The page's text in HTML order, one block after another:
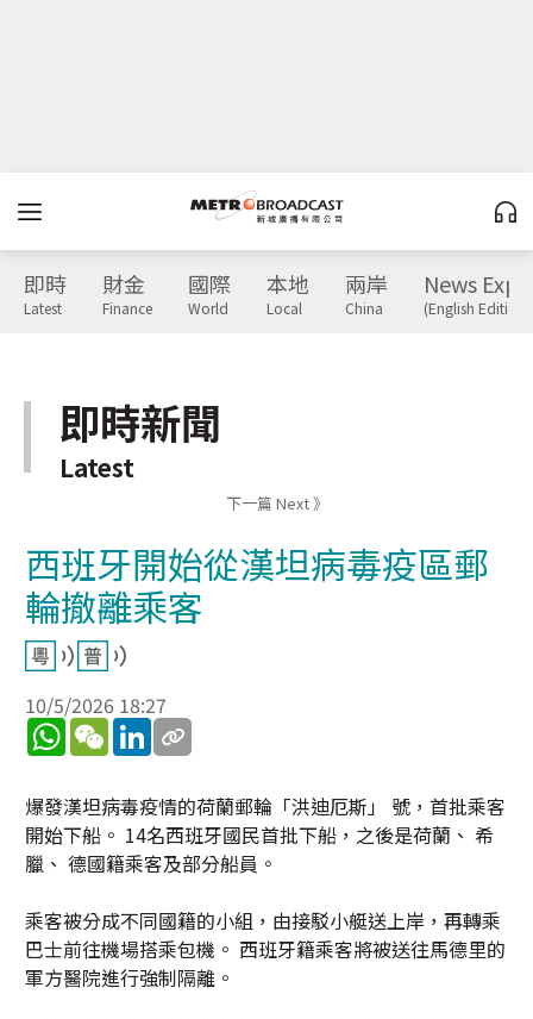
即時
Latest
財金
Finance
國際
World
本地
Local
兩岸
China
News
(English Edition)
即時新聞
Latest
下一篇 Next 》
西班牙開始從漢坦病毒疫區郵
輪撤離乘客
10/5/2026 18:27
WhatsApp
WeChatLinkedIn
爆發漢坦病毒疫情的荷蘭郵輪「洪迪厄斯」 號，首批乘客
開始下船。 14名西班牙國民首批下船，之後是荷蘭、 希
臘、 德國籍乘客及部分船員。
乘客被分成不同國籍的小組，由接駁小艇送上岸，再轉乘
巴士前往機場搭乘包機。 西班牙籍乘客將被送往馬德里的
軍方醫院進行強制隔離。